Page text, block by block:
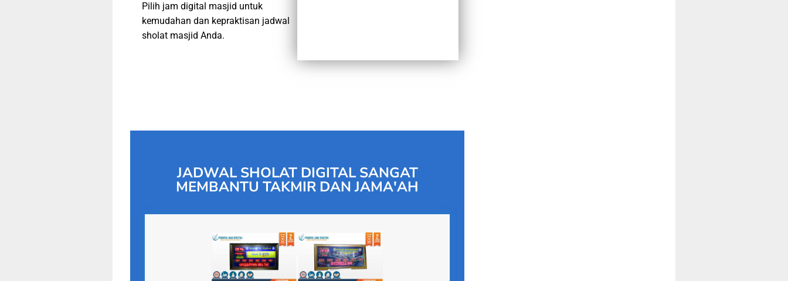
Pilih jam digital masjid untuk
kemudahan dan kepraktisan jadwal
sholat masjid Anda.
JADWAL SHOLAT DIGITAL SANGAT
MEMBANTU TAKMIR DAN JAMA'AH